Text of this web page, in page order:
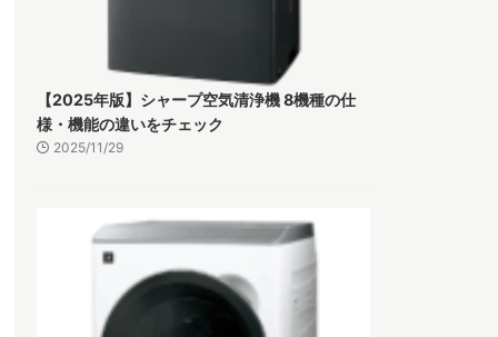
【2025年版】シャープ空気清浄機 8機種の仕
様・機能の違いをチェック
2025/11/29